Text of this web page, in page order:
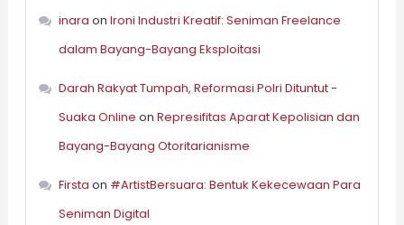
inara on Ironi Industri Kreatif: Seniman Freelance
dalam Bayang-Bayang Eksploitasi
Darah Rakyat Tumpah, Reformasi Polri Dituntut -
Suaka Online on Represifitas Aparat Kepolisian dan
Bayang-Bayang Otoritarianisme
Firsta on #ArtistBersuara: Bentuk Kekecewaan Para
Seniman Digital